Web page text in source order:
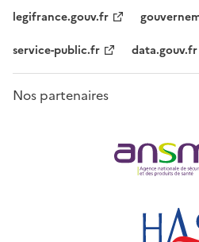
legifrance.gouv.fr
service-public.fr
data.gouv.fr
Nos partenaires